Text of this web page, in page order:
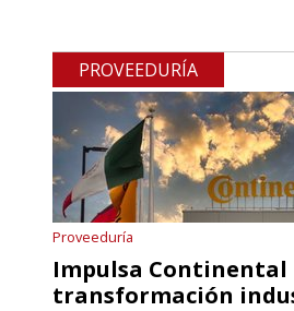
COMPONENTES
RECTIFICADORAS
Especificaciones:
Requisitos: Otorgar
crédito acordes a las
grupo, contar con
cercanas a la región y
referencias
PROVEEDURÍA
Proveeduría
Impulsa Continental
transformación